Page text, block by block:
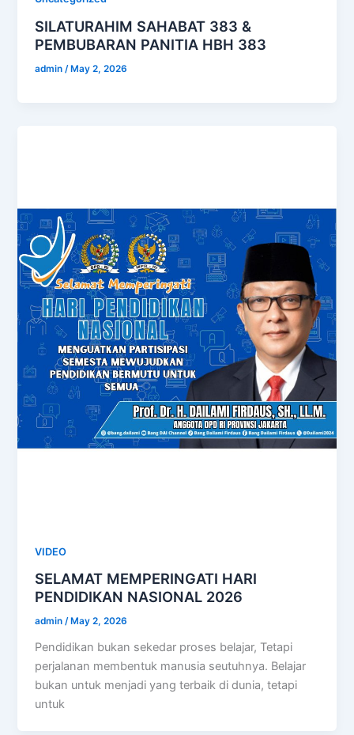
SILATURAHIM SAHABAT 383 &
PEMBUBARAN PANITIA HBH 383
admin/ May 2, 2026
VIDEO
SELAMAT MEMPERINGATI HARI
PENDIDIKAN NASIONAL 2026
admin/ May 2, 2026
Pendidikan bukan sekedar proses belajar, Tetapi
perjalanan membentuk manusia seutuhnya. Belajar
bukan untuk menjadi yang terbaik di dunia, tetapi
untuk